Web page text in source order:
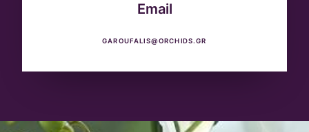
Email
GAROUFALIS@ORCHIDS.GR